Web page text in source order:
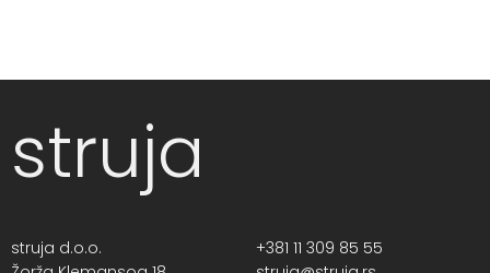
struja
struja d.o.o.
+381 11 309 85 55